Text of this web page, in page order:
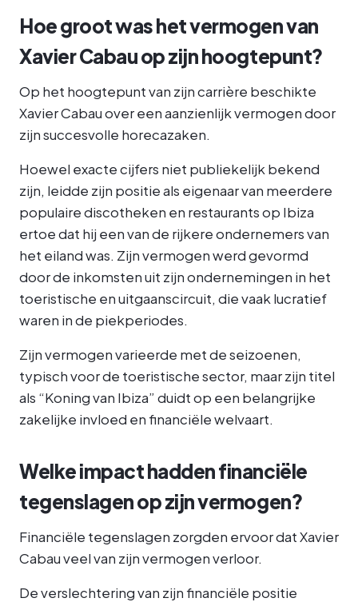
Hoe groot was het vermogen van
Xavier Cabau op zijn hoogtepunt?
Op het hoogtepunt van zijn carrière beschikte
Xavier Cabau over een aanzienlijk vermogen door
zijn succesvolle horecazaken.
Hoewel exacte cijfers niet publiekelijk bekend
zijn, leidde zijn positie als eigenaar van meerdere
populaire discotheken en restaurants op Ibiza
ertoe dat hij een van de rijkere ondernemers van
het eiland was. Zijn vermogen werd gevormd
door de inkomsten uit zijn ondernemingen in het
toeristische en uitgaanscircuit, die vaak lucratief
waren in de piekperiodes.
Zijn vermogen varieerde met de seizoenen,
typisch voor de toeristische sector, maar zijn titel
als “Koning van Ibiza” duidt op een belangrijke
zakelijke invloed en financiële welvaart.
Welke impact hadden financiële
tegenslagen op zijn vermogen?
Financiële tegenslagen zorgden ervoor dat Xavier
Cabau veel van zijn vermogen verloor.
De verslechtering van zijn financiële positie